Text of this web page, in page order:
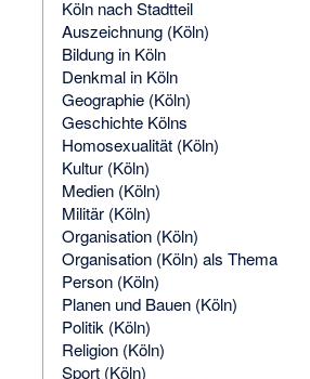
Köln nach Stadtteil
Auszeichnung (Köln)
Bildung in Köln
Denkmal in Köln
Geographie (Köln)
Geschichte Kölns
Homosexualität (Köln)
Kultur (Köln)
Medien (Köln)
Militär (Köln)
Organisation (Köln)
Organisation (Köln) als Thema
Person (Köln)
Planen und Bauen (Köln)
Politik (Köln)
Religion (Köln)
Sport (Köln)